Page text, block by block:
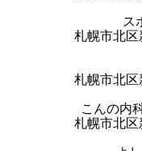
ス
札幌市北区
札幌市北区
こんの内
札幌市北区